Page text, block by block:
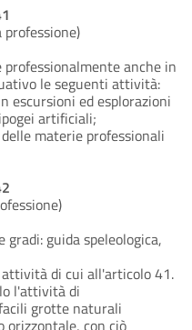
professionalmente anche in
le seguenti attività:
escursioni ed esplorazioni
artificiali;
materie professionali
guida speleologica,
attività di cui all'articolo 41.
l'attività di
grotte naturali
orizzontale, con ciò